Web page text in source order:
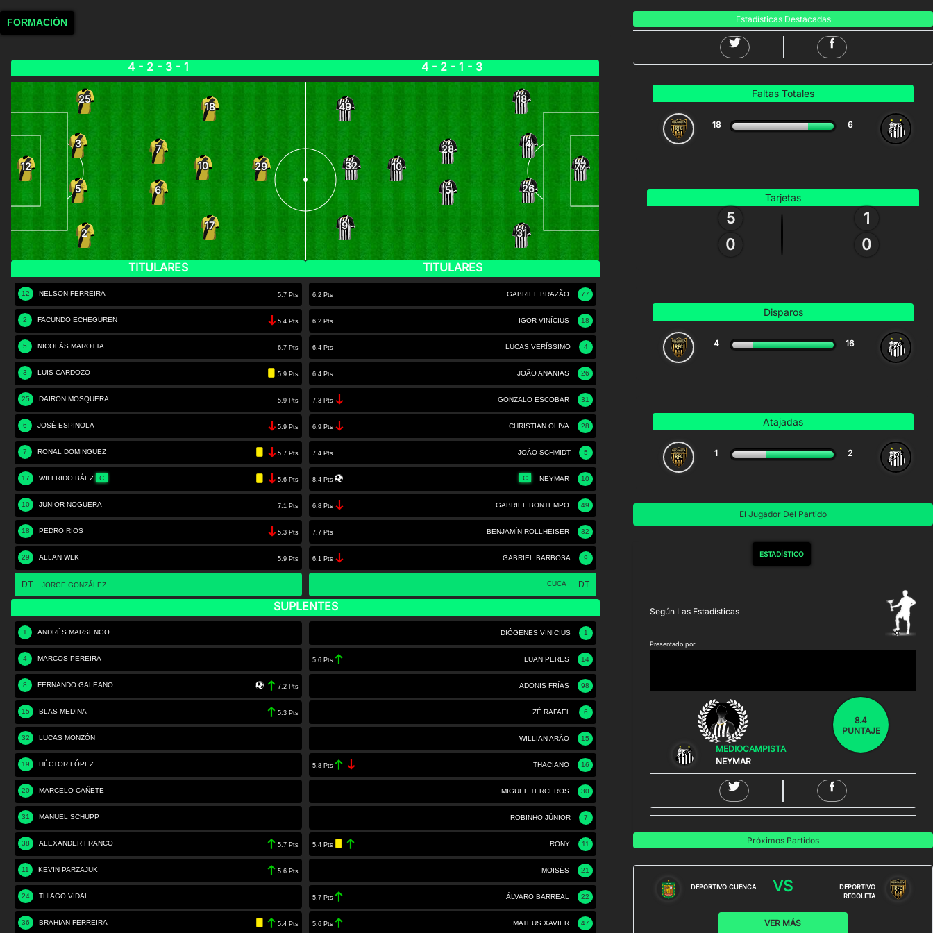
Estadísticas Destacadas
Faltas Totales
18 6
Tarjetas
5
0
1
0
Disparos
4 16
Atajadas
1 2
FORMACIÓN
4 - 2 - 3 - 1
12
25
3
5
2
7
6
18
10
17
29
4 - 2 - 1 - 3
77
18
4
26
31
28
5
10
49
32
9
TITULARES
12 NELSON FERREIRA 5.7 Pts
2 FACUNDO ECHEGUREN 5.4 Pts
5 NICOLÁS MAROTTA 6.7 Pts
3 LUIS CARDOZO 5.9 Pts
25 DAIRON MOSQUERA 5.9 Pts
6 JOSÉ ESPINOLA 5.9 Pts
7 RONAL DOMINGUEZ 5.7 Pts
17 WILFRIDO BÁEZ C 5.6 Pts
10 JUNIOR NOGUERA 7.1 Pts
18 PEDRO RIOS 5.3 Pts
29 ALLAN WLK 5.9 Pts
DT JORGE GONZÁLEZ
TITULARES
77
GABRIEL BRAZÃO
6.2 Pts
18
IGOR VINÍCIUS
6.2 Pts
4
LUCAS VERÍSSIMO
6.4 Pts
26
JOÃO ANANIAS
6.4 Pts
31
GONZALO ESCOBAR
7.3 Pts
28
CHRISTIAN OLIVA
6.9 Pts
5
JOÃO SCHMIDT
7.4 Pts
10
NEYMAR
C
8.4 Pts
49
GABRIEL BONTEMPO
6.8 Pts
32
BENJAMÍN ROLLHEISER
7.7 Pts
9
GABRIEL BARBOSA
6.1 Pts
DT
CUCA
SUPLENTES
1 ANDRÉS MARSENGO
4 MARCOS PEREIRA
8 FERNANDO GALEANO 7.2 Pts
15 BLAS MEDINA 5.3 Pts
32 LUCAS MONZÓN
19 HÉCTOR LÓPEZ
20 MARCELO CAÑETE
31 MANUEL SCHUPP
38 ALEXANDER FRANCO 5.7 Pts
11 KEVIN PARZAJUK 5.6 Pts
24 THIAGO VIDAL
36 BRAHIAN FERREIRA 5.4 Pts
1
DIÓGENES VINICIUS
14
LUAN PERES
5.6 Pts
98
ADONIS FRÍAS
6
ZÉ RAFAEL
15
WILLIAN ARÃO
16
THACIANO
5.8 Pts
30
MIGUEL TERCEROS
7
ROBINHO JÚNIOR
11
RONY
5.4 Pts
21
MOISÉS
22
ÁLVARO BARREAL
5.7 Pts
47
MATEUS XAVIER
5.6 Pts
El Jugador Del Partido
ESTADÍSTICO
Según Las Estadísticas
Presentado por:
MEDIOCAMPISTA
NEYMAR
8.4
PUNTAJE
Próximos Partidos
DEPORTIVO CUENCA VS
DEPORTIVO
RECOLETA
VER MÁS